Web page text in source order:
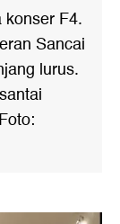
F4.
Sancai
lurus.